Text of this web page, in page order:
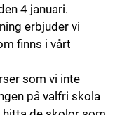
4 januari.
erbjuder vi
finns i vårt
som vi inte
på valfri skola